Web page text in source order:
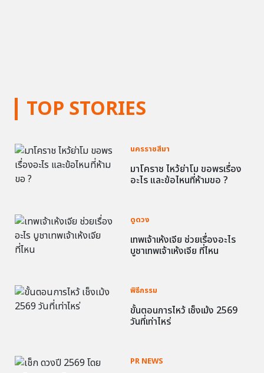
TOP STORIES
นครราชสีมา
มาโคราช ไหว้ย่าโม ขอพรเรื่อง
อะไร และข้อไหนที่ห้ามขอ ?
ดูดวง
เทพเจ้าเห้งเจีย ช่วยเรื่องอะไร
บูชาเทพเจ้าเห้งเจีย ที่ไหน
พิธีกรรม
ขั้นตอนการไหว้ เช็งเม้ง 2569
วันที่เท่าไหร่
PR NEWS